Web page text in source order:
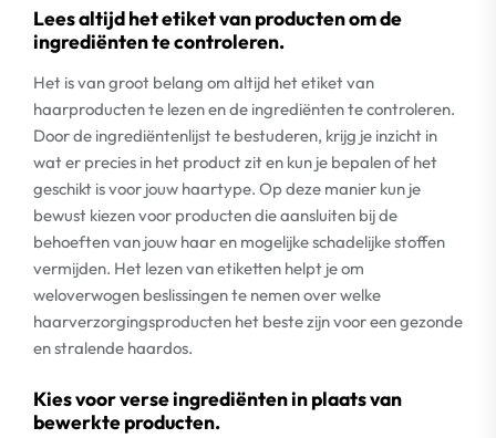
Lees altijd het etiket van producten om de
ingrediënten te controleren.
Het is van groot belang om altijd het etiket van
haarproducten te lezen en de ingrediënten te controleren.
Door de ingrediëntenlijst te bestuderen, krijg je inzicht in
wat er precies in het product zit en kun je bepalen of het
geschikt is voor jouw haartype. Op deze manier kun je
bewust kiezen voor producten die aansluiten bij de
behoeften van jouw haar en mogelijke schadelijke stoffen
vermijden. Het lezen van etiketten helpt je om
weloverwogen beslissingen te nemen over welke
haarverzorgingsproducten het beste zijn voor een gezonde
en stralende haardos.
Kies voor verse ingrediënten in plaats van
bewerkte producten.